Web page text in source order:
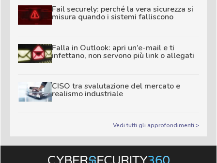
Fail securely: perché la vera sicurezza si
misura quando i sistemi falliscono
Falla in Outlook: apri un’e-mail e ti
infettano, non servono più link o allegati
CISO tra svalutazione del mercato e
realismo industriale
Vedi tutti gli approfondimenti >